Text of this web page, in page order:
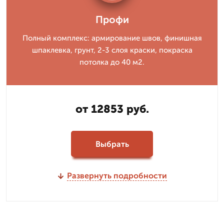
Профи
Полный комплекс: армирование швов, финишная
шпаклевка, грунт, 2-3 слоя краски, покраска
потолка до 40 м2.
от 12853 руб.
Выбрать
Развернуть подробности